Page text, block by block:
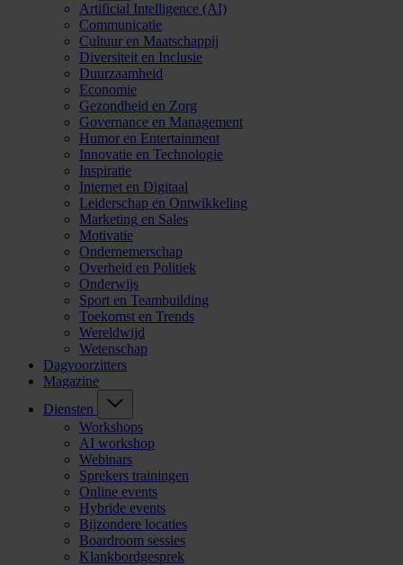
Artificial Intelligence (AI)
Communicatie
Cultuur en Maatschappij
Diversiteit en Inclusie
Duurzaamheid
Economie
Gezondheid en Zorg
Governance en Management
Humor en Entertainment
Innovatie en Technologie
Inspiratie
Internet en Digitaal
Leiderschap en Ontwikkeling
Marketing en Sales
Motivatie
Ondernemerschap
Overheid en Politiek
Onderwijs
Sport en Teambuilding
Toekomst en Trends
Wereldwijd
Wetenschap
Dagvoorzitters
Magazine
Diensten
Workshops
AI workshop
Webinars
Sprekers trainingen
Online events
Hybride events
Bijzondere locaties
Boardroom sessies
Klankbordgesprek